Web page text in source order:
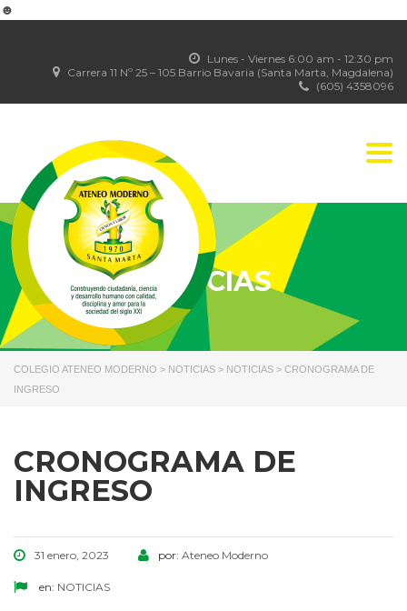
☻
Lunes - Viernes 6:00 am - 12:30 pm
Carrera 11 Nº 25 – 105 Barrio Bavaria (Santa Marta, Magdalena)
(605) 4358096
NOTICIAS
COLEGIO ATENEO MODERNO > NOTICIAS > NOTICIAS > CRONOGRAMA DE
INGRESO
CRONOGRAMA DE
INGRESO
31 enero, 2023 por: Ateneo Moderno
en: NOTICIAS